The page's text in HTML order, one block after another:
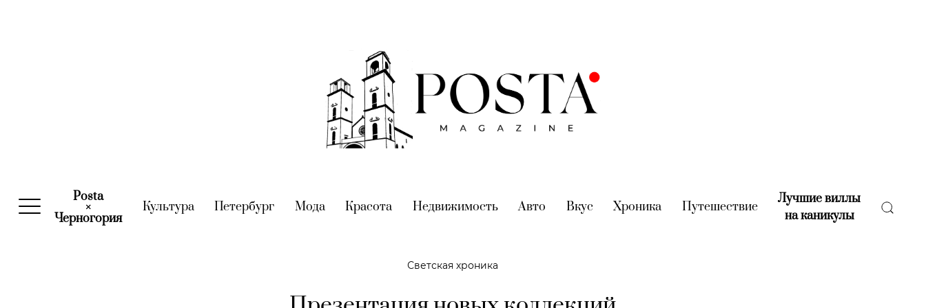
Posta
×
Черногория(current)
Культура(current)
Петербург (current)
Мода(current)
Красота (current)
Недвижимость(current)
Авто (current)
Вкус (current)
Хроника (current)
Путешествие(current)
Лучшие виллы
на каникулы(current)
Светская хроника